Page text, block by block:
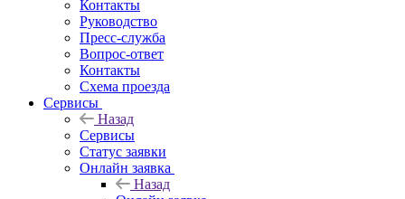
Контакты
Руководство
Пресс-служба
Вопрос-ответ
Контакты
Схема проезда
Сервисы
Назад
Сервисы
Статус заявки
Онлайн заявка
Назад